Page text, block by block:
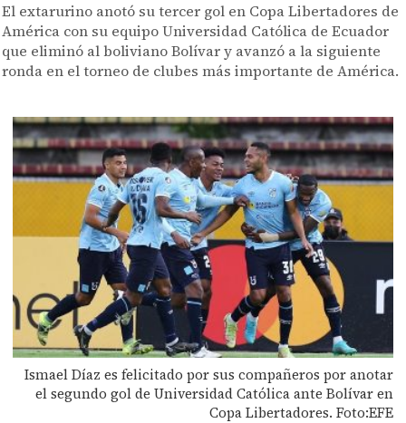
El extarurino anotó su tercer gol en Copa Libertadores de
América con su equipo Universidad Católica de Ecuador
que eliminó al boliviano Bolívar y avanzó a la siguiente
ronda en el torneo de clubes más importante de América.
Ismael Díaz es felicitado por sus compañeros por anotar
el segundo gol de Universidad Católica ante Bolívar en
Copa Libertadores. Foto:EFE